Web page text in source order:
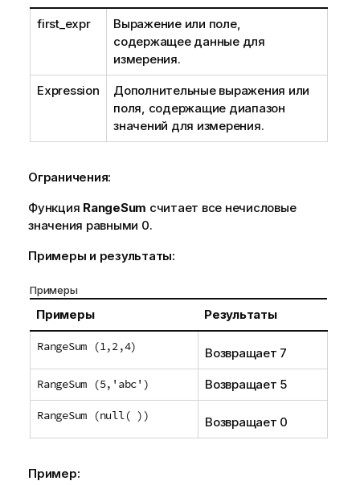
first_expr
Выражение или поле,
содержащее данные для
измерения.
Expression
Дополнительные выражения или
поля, содержащие диапазон
значений для измерения.
Ограничения:
Функция RangeSum считает все нечисловые
значения равными 0.
Примеры и результаты:
Примеры
Примеры Результаты
RangeSum (1,2,4) Возвращает 7
RangeSum (5,'abc') Возвращает 5
RangeSum (null( )) Возвращает 0
Пример: